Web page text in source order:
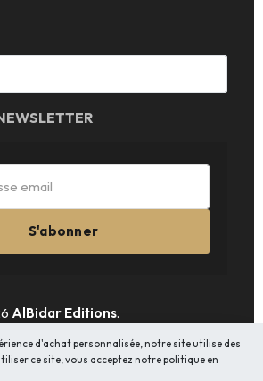
S'abonner
AlBidar Editions.
d'achat personnalisée, notre site utilise des
ce site, vous acceptez notre politique en